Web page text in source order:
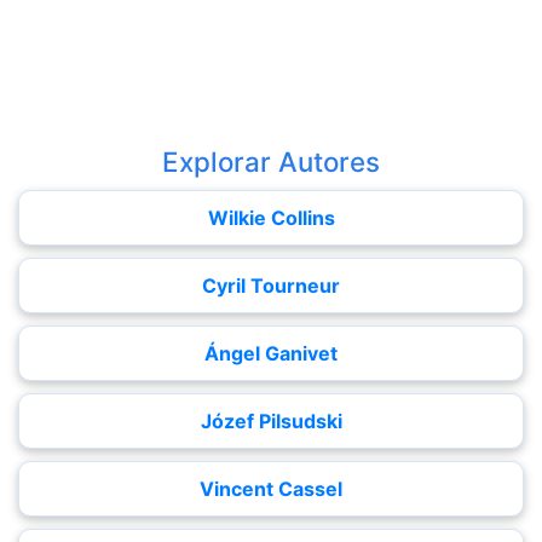
Explorar Autores
Wilkie Collins
Cyril Tourneur
Ángel Ganivet
Józef Pilsudski
Vincent Cassel